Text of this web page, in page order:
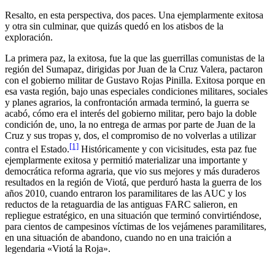
Resalto, en esta perspectiva, dos paces. Una ejemplarmente exitosa
y otra sin culminar, que quizás quedó en los atisbos de la
exploración.
La primera paz, la exitosa, fue la que las guerrillas comunistas de la
región del Sumapaz, dirigidas por Juan de la Cruz Valera, pactaron
con el gobierno militar de Gustavo Rojas Pinilla. Exitosa porque en
esa vasta región, bajo unas especiales condiciones militares, sociales
y planes agrarios, la confrontación armada terminó, la guerra se
acabó, cómo era el interés del gobierno militar, pero bajo la doble
condición de, uno, la no entrega de armas por parte de Juan de la
Cruz y sus tropas y, dos, el compromiso de no volverlas a utilizar
contra el Estado.[1] Históricamente y con vicisitudes, esta paz fue
ejemplarmente exitosa y permitió materializar una importante y
democrática reforma agraria, que vio sus mejores y más duraderos
resultados en la región de Viotá, que perduró hasta la guerra de los
años 2010, cuando entraron los paramilitares de las AUC y los
reductos de la retaguardia de las antiguas FARC salieron, en
repliegue estratégico, en una situación que terminó convirtiéndose,
para cientos de campesinos víctimas de los vejámenes paramilitares,
en una situación de abandono, cuando no en una traición a
legendaria «Viotá la Roja».